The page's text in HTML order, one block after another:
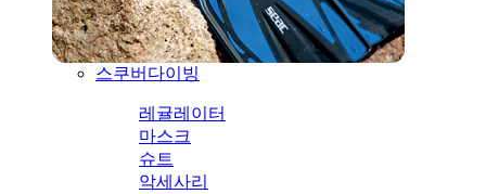
스쿠버다이빙
레귤레이터
마스크
슈트
악세사리